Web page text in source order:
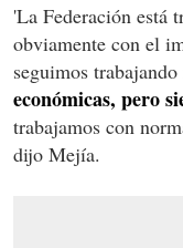
'La Federación está
obviamente con el
seguimos
económicas, pero
trabajamos con
dijo Mejía.